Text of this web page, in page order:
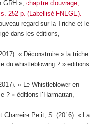
GRH », chapitre d’ouvrage,
252 p. (Labellisé FNEGE).
regard sur la Triche et le
dans les éditions,
« Déconstruire » la triche
du whistleblowing ? » éditions
« Le Whistleblower en
? » éditions l’Harmattan,
Charreire Petit, S. (2016). « La